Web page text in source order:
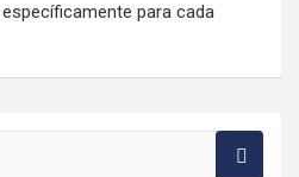
para cada